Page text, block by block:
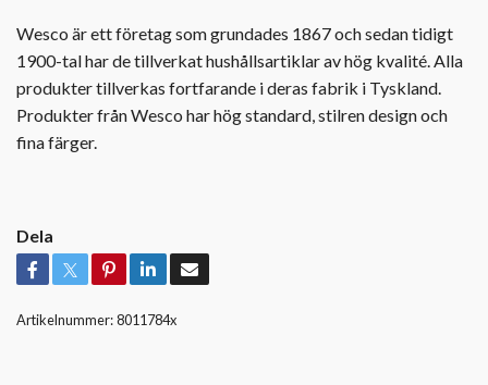
Wesco är ett företag som grundades 1867 och sedan tidigt
1900-tal har de tillverkat hushållsartiklar av hög kvalité. Alla
produkter tillverkas fortfarande i deras fabrik i Tyskland.
Produkter från Wesco har hög standard, stilren design och
fina färger.
Dela
Artikelnummer:8011784x